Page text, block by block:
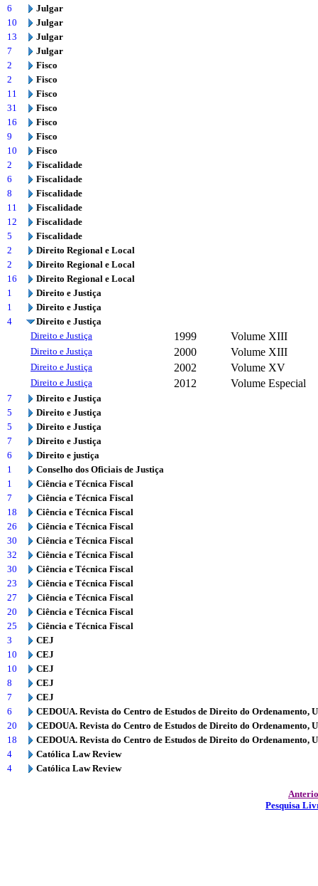
6
Julgar
10
Julgar
13
Julgar
7
Julgar
2
Fisco
2
Fisco
11
Fisco
31
Fisco
16
Fisco
9
Fisco
10
Fisco
2
Fiscalidade
6
Fiscalidade
8
Fiscalidade
11
Fiscalidade
12
Fiscalidade
5
Fiscalidade
2
Direito Regional e Local
2
Direito Regional e Local
16
Direito Regional e Local
1
Direito e Justiça
1
Direito e Justiça
4
Direito e Justiça
Direito e Justiça
1999 Volume XIII
Direito e Justiça 2000 Volume XIII
Direito e Justiça 2002 Volume XV
Direito e Justiça 2012 Volume Especial
7
Direito e Justiça
5
Direito e Justiça
5
Direito e Justiça
7
Direito e Justiça
6
Direito e justiça
1
Conselho dos Oficiais de Justiça
1
Ciência e Técnica Fiscal
7
Ciência e Técnica Fiscal
18
Ciência e Técnica Fiscal
26
Ciência e Técnica Fiscal
30
Ciência e Técnica Fiscal
32
Ciência e Técnica Fiscal
30
Ciência e Técnica Fiscal
23
Ciência e Técnica Fiscal
27
Ciência e Técnica Fiscal
20
Ciência e Técnica Fiscal
25
Ciência e Técnica Fiscal
3
CEJ
10
CEJ
10
CEJ
8
CEJ
7
CEJ
6
CEDOUA. Revista do Centro de Estudos de Direito do Ordenamento,
20
CEDOUA. Revista do Centro de Estudos de Direito do Ordenamento,
18
CEDOUA. Revista do Centro de Estudos de Direito do Ordenamento,
4
Católica Law Review
4
Católica Law Review
Pesquisa